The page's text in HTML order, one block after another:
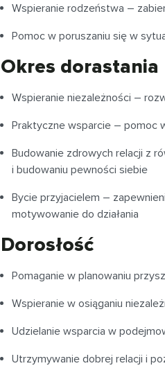
Wspieranie rodzeństwa –
Pomoc w poruszaniu się w
Okres dorastania
Wspieranie niezależności –
Praktyczne wsparcie – pomoc
Budowanie zdrowych relacji z
i budowaniu pewności siebie
Bycie przyjacielem –
motywowanie do działania
Dorosłość
Pomaganie w planowaniu
Wspieranie w osiąganiu
Udzielanie wsparcia w
Utrzymywanie dobrej relacji i